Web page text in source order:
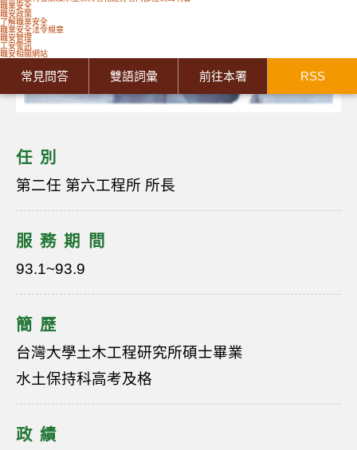
職業安全
職安政策
了解職業安全
職業安全法令規章
職安管理
工安警訊
職安相關網站
常見問答 雙語詞彙 前往本署 RSS
任別
第二任 第六工程所 所長
服務期間
93.1~93.9
簡歷
台灣大學土木工程研究所碩士畢業
水土保持科高考及格
政績